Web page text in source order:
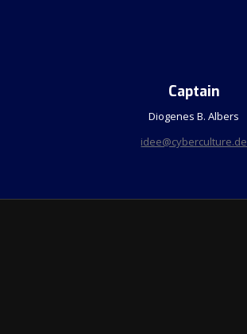
Captain
Diogenes B. Albers
idee@cyberculture.de